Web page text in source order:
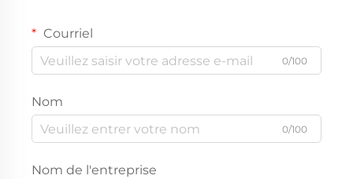
Courriel
0/100
Nom
0/100
Nom de l'entreprise